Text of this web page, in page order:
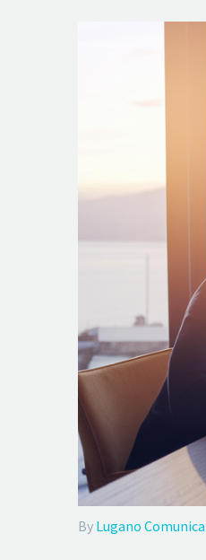
By Lugano